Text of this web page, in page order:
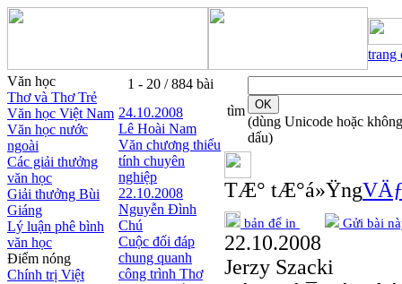
trang
Văn học
Thơ và Thơ Trẻ
Văn học Việt Nam
Văn học nước
ngoài
Các giải thưởng
văn học
Giải thưởng Bùi
Giáng
Lý luận phê bình
văn học
Điểm nóng
Chính trị Việt
1 - 20 / 884 bài
24.10.2008
Lê Hoài Nam
Văn chương thiếu
tính chuyên
nghiệp
22.10.2008
Nguyễn Đình
Chú
Cuộc đối đáp
chung quanh
công trình Thơ
tìm
(dùng Unicode hoặc không
dấu)
TÆ° tÆ°á»Ÿng
bản để in Gửi bài
22.10.2008
Jerzy Szacki